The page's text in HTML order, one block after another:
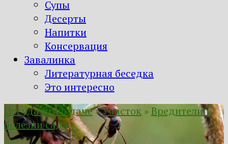
Супы
Десерты
Напитки
Консервация
Завалинка
Литературная беседка
Это интересно
Посудачим о даче»Участок »Вредители \
болезни сада